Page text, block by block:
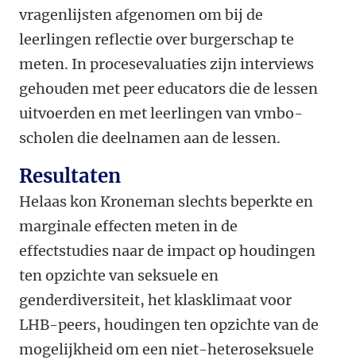
vragenlijsten afgenomen om bij de
leerlingen reflectie over burgerschap te
meten. In procesevaluaties zijn interviews
gehouden met peer educators die de lessen
uitvoerden en met leerlingen van vmbo-
scholen die deelnamen aan de lessen.
Resultaten
Helaas kon Kroneman slechts beperkte en
marginale effecten meten in de
effectstudies naar de impact op houdingen
ten opzichte van seksuele en
genderdiversiteit, het klasklimaat voor
LHB-peers, houdingen ten opzichte van de
mogelijkheid om een niet-heteroseksuele